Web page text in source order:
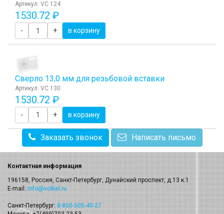
Артикул: VC 124
1530.72 ₽
- + в корзину
Сверло 13,0 мм для резьбовой вставки
Артикул: VC 130
1530.72 ₽
- + в корзину
Заказать звонок Написать письмо
Контактная информация
196158, Россия, Санкт-Петербург, Дунайский проспект, д.13 к.1
E-mail: info@volkel.ru
Санкт-Петербург: 8-800-505-40-27